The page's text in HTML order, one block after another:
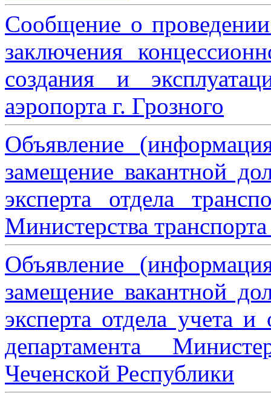
Сообщение о
заключения
создания и
аэропорта г. Грозного
Объявление
замещение вакантной
эксперта отдела
Министерства
Объявление
замещение вакантной
эксперта отдела учета и
департамента
Чеченской Республики